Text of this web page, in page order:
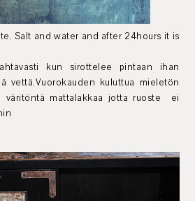
water and after 24hours it is
kun sirottelee pintaan ihan
vettä.Vuorokauden kuluttua mieletön
väritöntä mattalakkaa jotta ruoste ei